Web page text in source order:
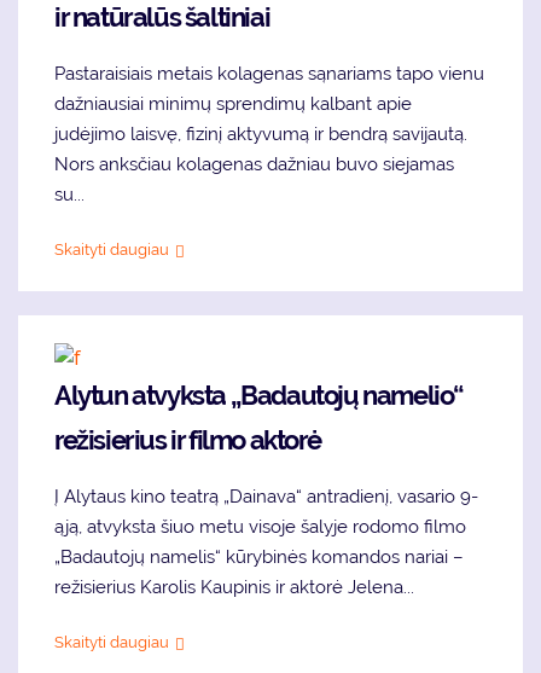
ir natūralūs šaltiniai
Pastaraisiais metais kolagenas sąnariams tapo vienu
dažniausiai minimų sprendimų kalbant apie
judėjimo laisvę, fizinį aktyvumą ir bendrą savijautą.
Nors anksčiau kolagenas dažniau buvo siejamas
su...
Skaityti daugiau
Alytun atvyksta „Badautojų namelio“
režisierius ir filmo aktorė
Į Alytaus kino teatrą „Dainava“ antradienį, vasario 9-
ąją, atvyksta šiuo metu visoje šalyje rodomo filmo
„Badautojų namelis“ kūrybinės komandos nariai –
režisierius Karolis Kaupinis ir aktorė Jelena...
Skaityti daugiau